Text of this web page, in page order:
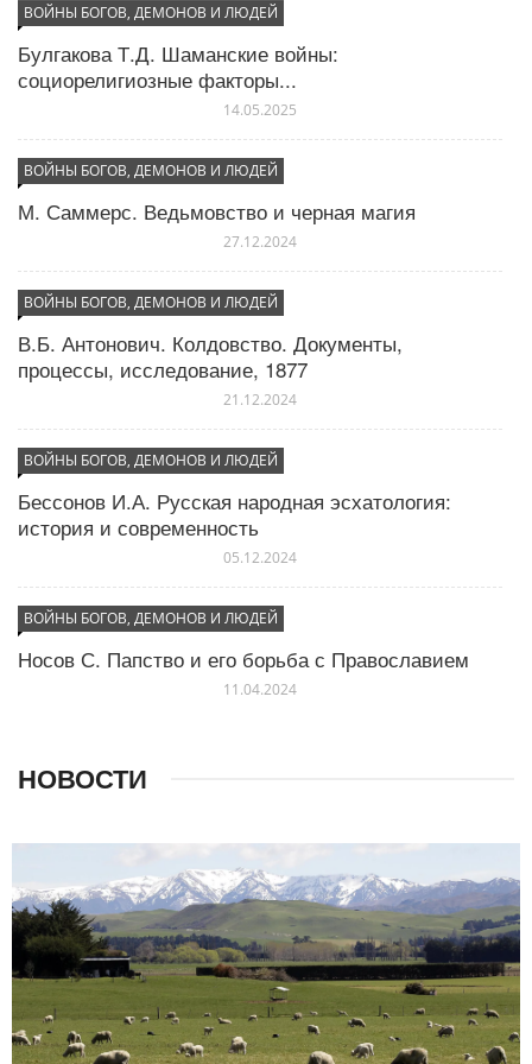
Управление через строения (зиккураты, мавзолеи,
пирамиды)
Философские школы и религиозные течения
ВОЙНЫ БОГОВ, ДЕМОНОВ И ЛЮДЕЙ
Булгакова Т.Д. Шаманские войны:
социорелигиозные факторы...
14.05.2025
ВОЙНЫ БОГОВ, ДЕМОНОВ И ЛЮДЕЙ
М. Саммерс. Ведьмовство и черная магия
27.12.2024
ВОЙНЫ БОГОВ, ДЕМОНОВ И ЛЮДЕЙ
В.Б. Антонович. Колдовство. Документы,
процессы, исследование, 1877
21.12.2024
ВОЙНЫ БОГОВ, ДЕМОНОВ И ЛЮДЕЙ
Бессонов И.А. Русская народная эсхатология:
история и современность
05.12.2024
ВОЙНЫ БОГОВ, ДЕМОНОВ И ЛЮДЕЙ
Носов С. Папство и его борьба с Православием
11.04.2024
НОВОСТИ